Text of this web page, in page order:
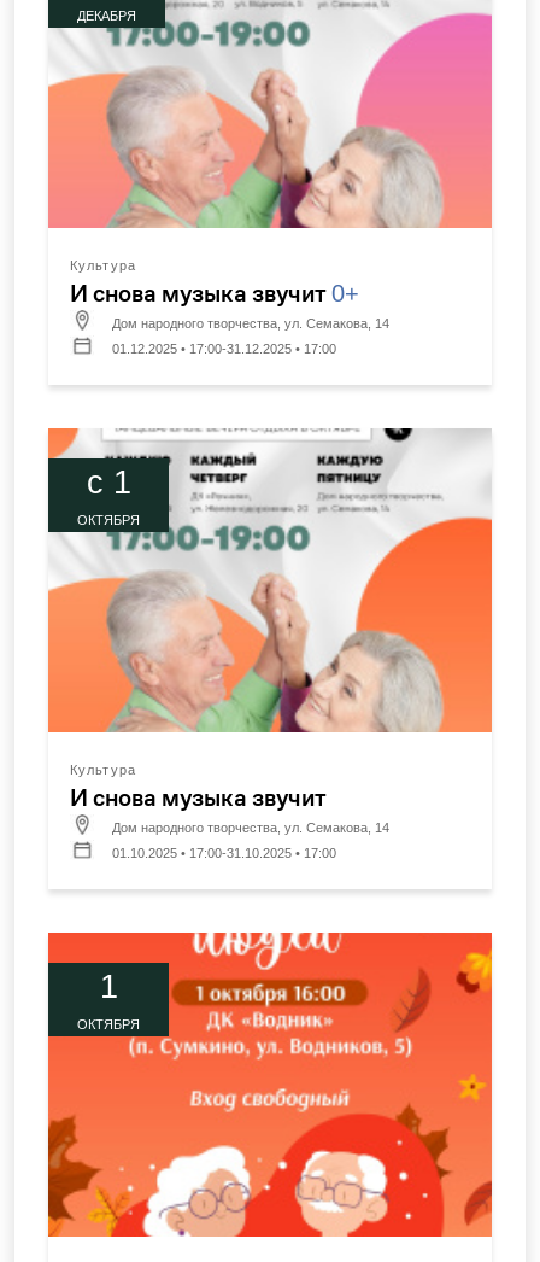
ДЕКАБРЯ
Культура
И снова музыка звучит0+
Дом народного творчества, ул. Семакова, 14
01.12.2025 • 17:00-31.12.2025 • 17:00
c 1
ОКТЯБРЯ
Культура
И снова музыка звучит
Дом народного творчества, ул. Семакова, 14
01.10.2025 • 17:00-31.10.2025 • 17:00
1
ОКТЯБРЯ